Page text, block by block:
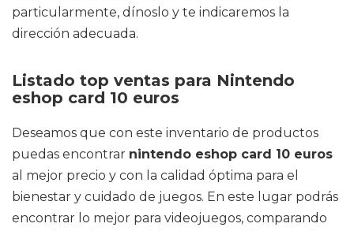
particularmente, dínoslo y te indicaremos la
dirección adecuada.
Listado top ventas para Nintendo
eshop card 10 euros
Deseamos que con este inventario de productos
puedas encontrar nintendo eshop card 10 euros
al mejor precio y con la calidad óptima para el
bienestar y cuidado de juegos. En este lugar podrás
encontrar lo mejor para videojuegos, comparando